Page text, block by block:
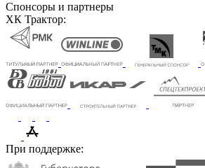
Спонсоры и партнеры
ХК Трактор:
При поддержке: